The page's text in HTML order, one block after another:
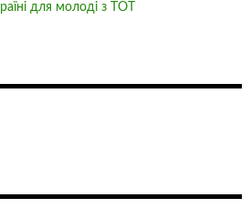
для молоді з ТОТ